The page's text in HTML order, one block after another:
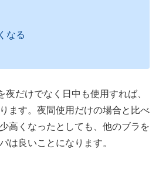
なる
夜だけでなく日中も使用すれば、
ます。夜間使用だけの場合と比べ
高くなったとしても、他のブラを
は良いことになります。